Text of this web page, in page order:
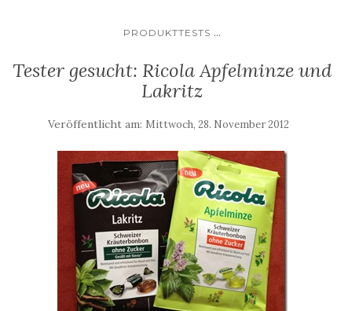
PRODUKTTESTS ...
Tester gesucht: Ricola Apfelminze und
Lakritz
Veröffentlicht am: Mittwoch, 28. November 2012